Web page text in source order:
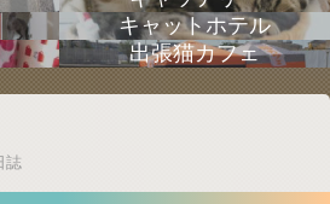
キャットホテル
出張猫カフェ
誌